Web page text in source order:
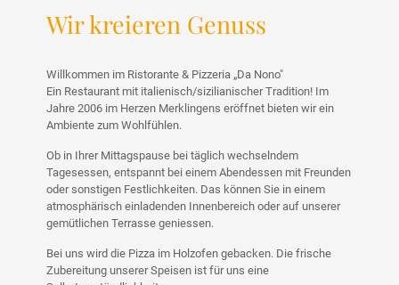
Wir kreieren Genuss
Willkommen im Ristorante & Pizzeria „Da Nono"
Ein Restaurant mit italienisch/sizilianischer Tradition! Im
Jahre 2006 im Herzen Merklingens eröffnet bieten wir ein
Ambiente zum Wohlfühlen.
Ob in Ihrer Mittagspause bei täglich wechselndem
Tagesessen, entspannt bei einem Abendessen mit Freunden
oder sonstigen Festlichkeiten. Das können Sie in einem
atmosphärisch einladenden Innenbereich oder auf unserer
gemütlichen Terrasse geniessen.
Bei uns wird die Pizza im Holzofen gebacken. Die frische
Zubereitung unserer Speisen ist für uns eine